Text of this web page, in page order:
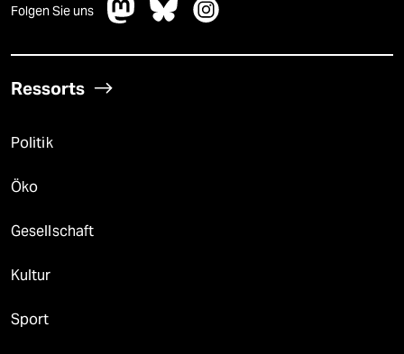
Folgen Sie uns
Ressorts
Politik
Öko
Gesellschaft
Kultur
Sport